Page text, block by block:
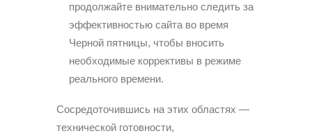
продолжайте внимательно следить за
эффективностью сайта во время
Черной пятницы, чтобы вносить
необходимые коррективы в режиме
реального времени.
Сосредоточившись на этих областях —
технической готовности,